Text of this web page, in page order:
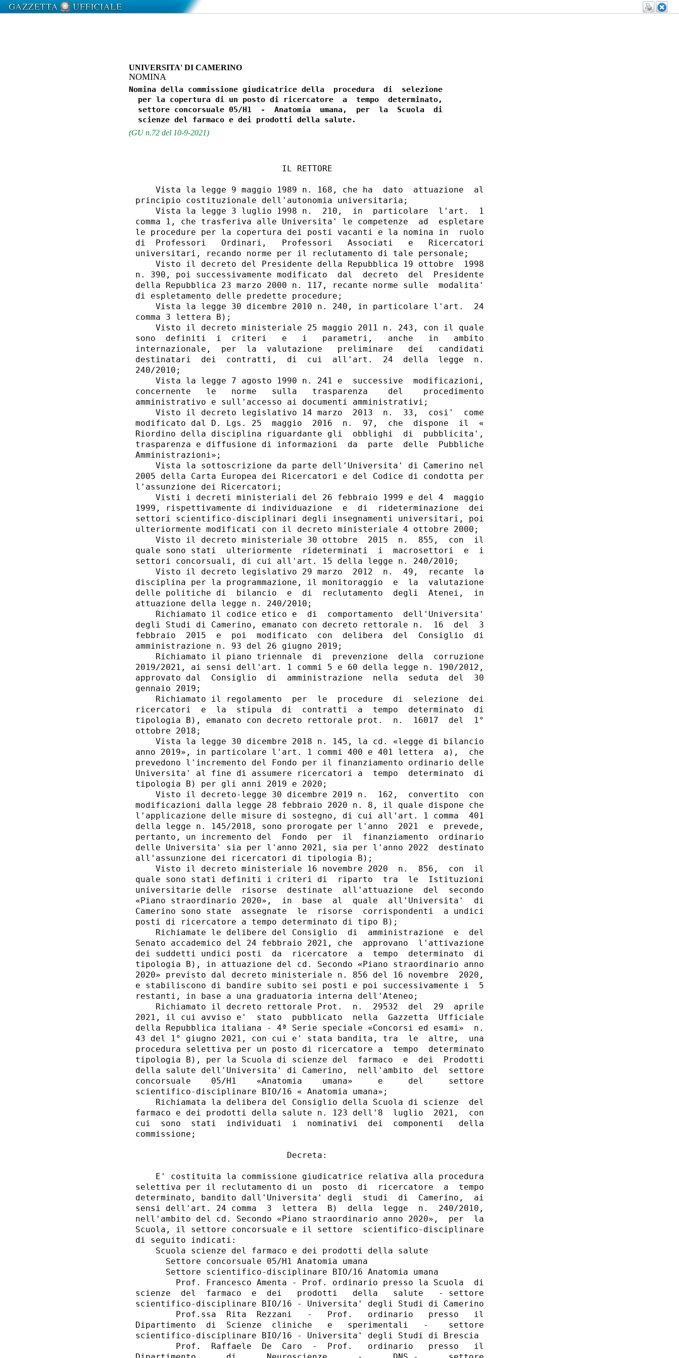
UNIVERSITA' DI CAMERINO
NOMINA
Nomina della commissione giudicatrice della  procedura  di  selezione
  per la copertura di un posto di ricercatore  a  tempo  determinato,
  settore concorsuale 05/H1  -  Anatomia  umana,  per  la  Scuola  di
(GU n.72 del 10-9-2021)
                             IL RETTORE
    Vista la legge 9 maggio 1989 n. 168, che ha  dato  attuazione  al
principio costituzionale dell'autonomia universitaria;
    Vista la legge 3 luglio 1998 n.  210,  in  particolare  l'art.  1
comma 1, che trasferiva alle Universita' le competenze  ad  espletare
le procedure per la copertura dei posti vacanti e la nomina in  ruolo
di  Professori   Ordinari,   Professori   Associati   e   Ricercatori
universitari, recando norme per il reclutamento di tale personale;
    Visto il decreto del Presidente della Repubblica 19 ottobre  1998
n. 390, poi successivamente modificato  dal  decreto  del  Presidente
della Repubblica 23 marzo 2000 n. 117, recante norme sulle  modalita'
di espletamento delle predette procedure;
    Vista la legge 30 dicembre 2010 n. 240, in particolare l'art.  24
comma 3 lettera B);
    Visto il decreto ministeriale 25 maggio 2011 n. 243, con il quale
sono  definiti  i  criteri   e   i   parametri,   anche   in   ambito
internazionale,  per  la  valutazione   preliminare   dei   candidati
destinatari  dei  contratti,  di  cui  all'art.  24  della  legge  n.
240/2010;
    Vista la legge 7 agosto 1990 n. 241 e  successive  modificazioni,
concernente   le   norme   sulla   trasparenza    del    procedimento
amministrativo e sull'accesso ai documenti amministrativi;
    Visto il decreto legislativo 14 marzo  2013  n.  33,  cosi'  come
modificato dal D. Lgs. 25  maggio  2016  n.  97,  che  dispone  il  «
Riordino della disciplina riguardante gli  obblighi  di  pubblicita',
trasparenza e diffusione di informazioni  da  parte  delle  Pubbliche
Amministrazioni»;
    Vista la sottoscrizione da parte dell'Universita' di Camerino nel
2005 della Carta Europea dei Ricercatori e del Codice di condotta per
l'assunzione dei Ricercatori;
    Visti i decreti ministeriali del 26 febbraio 1999 e del 4  maggio
1999, rispettivamente di individuazione  e  di  rideterminazione  dei
settori scientifico-disciplinari degli insegnamenti universitari, poi
ulteriormente modificati con il decreto ministeriale 4 ottobre 2000;
    Visto il decreto ministeriale 30 ottobre  2015  n.  855,  con  il
quale sono stati  ulteriormente  rideterminati  i  macrosettori  e  i
settori concorsuali, di cui all'art. 15 della legge n. 240/2010;
    Visto il decreto legislativo 29 marzo  2012  n.  49,  recante  la
disciplina per la programmazione, il monitoraggio  e  la  valutazione
delle politiche di  bilancio  e  di  reclutamento  degli  Atenei,  in
attuazione della legge n. 240/2010;
    Richiamato il codice etico e  di  comportamento  dell'Universita'
degli Studi di Camerino, emanato con decreto rettorale n.  16  del  3
febbraio  2015  e  poi  modificato  con  delibera  del  Consiglio  di
amministrazione n. 93 del 26 giugno 2019;
    Richiamato il piano triennale  di  prevenzione  della  corruzione
2019/2021, ai sensi dell'art. 1 commi 5 e 60 della legge n. 190/2012,
approvato dal  Consiglio  di  amministrazione  nella  seduta  del  30
gennaio 2019;
    Richiamato il regolamento  per  le  procedure  di  selezione  dei
ricercatori  e  la  stipula  di  contratti  a  tempo  determinato  di
tipologia B), emanato con decreto rettorale prot.  n.  16017  del  1°
ottobre 2018;
    Vista la legge 30 dicembre 2018 n. 145, la cd. «legge di bilancio
anno 2019», in particolare l'art. 1 commi 400 e 401 lettera  a),  che
prevedono l'incremento del Fondo per il finanziamento ordinario delle
Universita' al fine di assumere ricercatori a  tempo  determinato  di
tipologia B) per gli anni 2019 e 2020;
    Visto il decreto-legge 30 dicembre 2019 n.  162,  convertito  con
modificazioni dalla legge 28 febbraio 2020 n. 8, il quale dispone che
l'applicazione delle misure di sostegno, di cui all'art. 1 comma  401
della legge n. 145/2018, sono prorogate per l'anno  2021  e  prevede,
pertanto, un incremento del  Fondo  per  il  finanziamento  ordinario
delle Universita' sia per l'anno 2021, sia per l'anno 2022  destinato
all'assunzione dei ricercatori di tipologia B);
    Visto il decreto ministeriale 16 novembre 2020  n.  856,  con  il
quale sono stati definiti i criteri di  riparto  tra  le  Istituzioni
universitarie delle  risorse  destinate  all'attuazione  del  secondo
«Piano straordinario 2020»,  in  base  al  quale  all'Universita'  di
Camerino sono state  assegnate  le  risorse  corrispondenti  a undici
posti di ricercatore a tempo determinato di tipo B);
    Richiamate le delibere del Consiglio  di  amministrazione  e  del
Senato accademico del 24 febbraio 2021, che  approvano  l'attivazione
dei suddetti undici posti  da  ricercatore  a  tempo  determinato  di
tipologia B), in attuazione del cd. Secondo «Piano straordinario anno
2020» previsto dal decreto ministeriale n. 856 del 16 novembre  2020,
e stabiliscono di bandire subito sei posti e poi successivamente i  5
restanti, in base a una graduatoria interna dell'Ateneo;
    Richiamato il decreto rettorale Prot.  n.  29532  del  29  aprile
2021, il cui avviso e'  stato  pubblicato  nella  Gazzetta  Ufficiale
della Repubblica italiana - 4ª Serie speciale «Concorsi ed esami»  n.
43 del 1° giugno 2021, con cui e' stata bandita, tra  le  altre,  una
procedura selettiva per un posto di ricercatore a  tempo  determinato
tipologia B), per la Scuola di scienze del  farmaco  e  dei  Prodotti
della salute dell'Universita' di Camerino,  nell'ambito  del  settore
concorsuale    05/H1    «Anatomia    umana»     e     del     settore
scientifico-disciplinare BIO/16 « Anatomia umana»;
    Richiamata la delibera del Consiglio della Scuola di scienze  del
farmaco e dei prodotti della salute n. 123 dell'8  luglio  2021,  con
cui  sono  stati  individuati  i  nominativi  dei  componenti   della
commissione;
                              Decreta:
    E' costituita la commissione giudicatrice relativa alla procedura
selettiva per il reclutamento di un  posto  di  ricercatore  a  tempo
determinato, bandito dall'Universita' degli  studi  di  Camerino,  ai
sensi dell'art. 24 comma  3  lettera  B)  della  legge  n.  240/2010,
nell'ambito del cd. Secondo «Piano straordinario anno 2020»,  per  la
Scuola, il settore concorsuale e il settore  scientifico-disciplinare
di seguito indicati:
    Scuola scienze del farmaco e dei prodotti della salute
      Settore concorsuale 05/H1 Anatomia umana
      Settore scientifico-disciplinare BIO/16 Anatomia umana
        Prof. Francesco Amenta - Prof. ordinario presso la Scuola  di
scienze  del  farmaco  e  dei   prodotti   della   salute   - settore
scientifico-disciplinare BIO/16 - Universita' degli Studi di Camerino
        Prof.ssa  Rita  Rezzani   -   Prof.   ordinario   presso   il
Dipartimento  di  Scienze  cliniche   e   sperimentali   -    settore
scientifico-disciplinare BIO/16 - Universita' degli Studi di Brescia
        Prof.  Raffaele  De  Caro  -  Prof.   ordinario   presso   il